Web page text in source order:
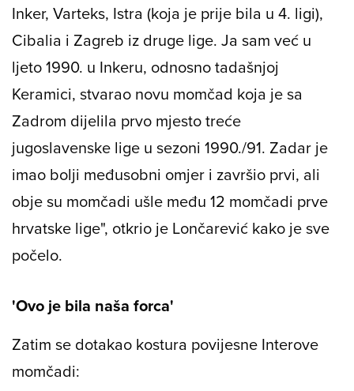
Inker, Varteks, Istra (koja je prije bila u 4. ligi),
Cibalia i Zagreb iz druge lige. Ja sam već u
ljeto 1990. u Inkeru, odnosno tadašnjoj
Keramici, stvarao novu momčad koja je sa
Zadrom dijelila prvo mjesto treće
jugoslavenske lige u sezoni 1990./91. Zadar je
imao bolji međusobni omjer i završio prvi, ali
obje su momčadi ušle među 12 momčadi prve
hrvatske lige", otkrio je Lončarević kako je sve
počelo.
'Ovo je bila naša forca'
Zatim se dotakao kostura povijesne Interove
momčadi: